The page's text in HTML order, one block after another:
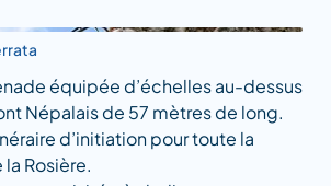
équipée d’échelles au-dessus
Népalais de 57 mètres de long.
d’initiation pour toute la
Rosière.